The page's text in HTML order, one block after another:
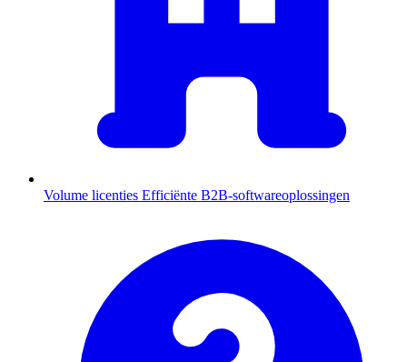
Volume licenties Efficiënte B2B-softwareoplossingen